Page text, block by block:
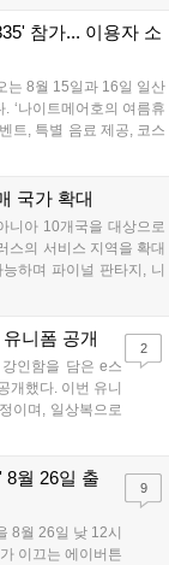
참가... 이용자 소
는 8월 15일과 16일 일산
‘나이트메어호의 여름휴
트, 특별 음료 제공, 코스
유명 코스어 7인이 캐릭
....국가 확대
니아 10개국을 대상으로
스의 서비스 지역을 확대
하며 파이널 판타지, 니
니다. 신상품이 순차적
니폼 공개
인함을 담은 e스
개했다. 이번 유니
이며, 일상복으로
공식 홈페이지
계획이다....
2
8월 26일 출
8월 26일 낮 12시
이끄는 에이버튼
9